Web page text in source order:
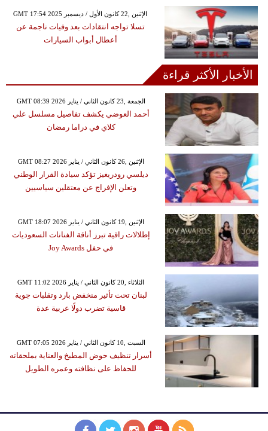
GMT 17:54 2025 الإثنين ,22 كانون الأول / ديسمبر
تسلا تواجه انتقادات بعد وفيات ناجمة عن
أعطال أبواب السيارات
الأخبار الأكثر قراءة
GMT 08:39 2026 الجمعة ,23 كانون الثاني / يناير
أحمد العوضي يكشف تفاصيل مسلسل علي
كلاي في دراما رمضان
GMT 08:27 2026 الإثنين ,26 كانون الثاني / يناير
ديلسي رودريغيز تؤكد سيادة القرار الوطني
وتعلن الإفراج عن معتقلين سياسيين
GMT 18:07 2026 الإثنين ,19 كانون الثاني / يناير
إطلالات راقية تبرز أناقة الفنانات السعوديات
في حفل Joy Awards
GMT 11:02 2026 الثلاثاء ,20 كانون الثاني / يناير
لبنان تحت تأثير منخفض بارد وتقلبات جوية
قاسية تضرب دولًا عربية عدة
GMT 07:05 2026 السبت ,10 كانون الثاني / يناير
أسرار تنظيف حوض المطبخ والعناية بملحقاته
للحفاظ على نظافته وعمره الطويل